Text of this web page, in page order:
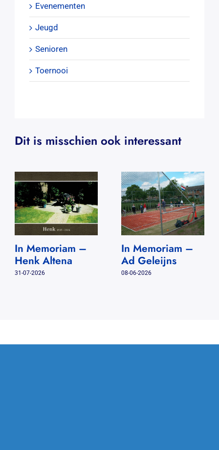
Evenementen
Jeugd
Senioren
Toernooi
Dit is misschien ook interessant
In Memoriam –
Henk Altena
31-07-2026
In Memoriam –
Ad Geleijns
08-06-2026